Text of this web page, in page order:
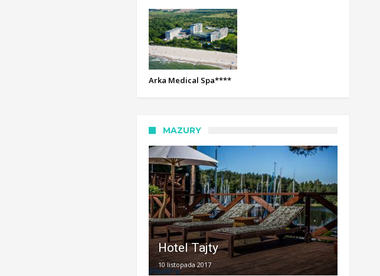
Arka Medical Spa****
MAZURY
Hotel Tajty
10 listopada 2017